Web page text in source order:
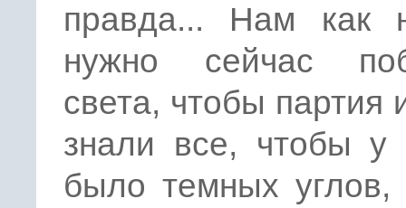
правда... Нам как
нужно сейчас
света, чтобы партия
знали все, чтобы у
было темных углов,